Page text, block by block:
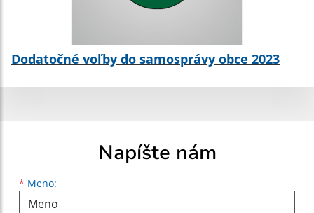
Dodatočné voľby do samosprávy obce 2023
Napíšte nám
* Meno:
Meno
Priezvisko
E-mailová adresa